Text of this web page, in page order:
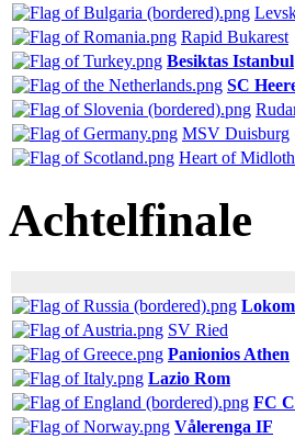
Rapid Bukarest
Besiktas Istanbul
SC
MSV Duisburg
Heart of
Achtelfinale
SV Ried
Panionios Athen
Lazio Rom
FC
Vålerenga IF